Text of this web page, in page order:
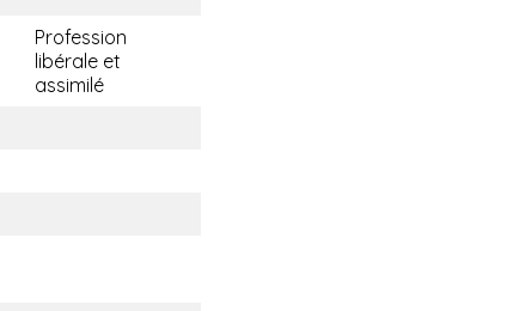
Profession
libérale et
assimilé